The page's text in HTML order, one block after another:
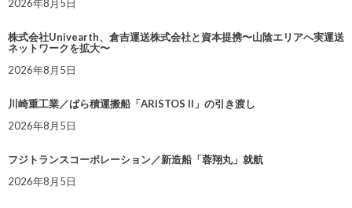
2026年8月5日
株式会社Univearth、倉吉運送株式会社と資本提携〜山陰エリアへ実運送
ネットワークを拡大〜
2026年8月5日
川崎重工業／ばら積運搬船「ARISTOS II」の引き渡し
2026年8月5日
フジトランスコーポレーション／新造船「蓉翔丸」就航
2026年8月5日